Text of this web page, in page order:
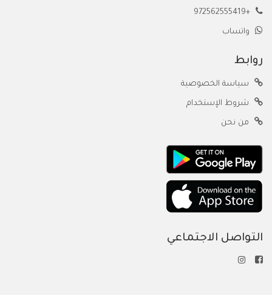
+972562555419
واتساب
روابط
سياسة الخصوصية
شروط الإستخدام
من نحن
التواصل الاجتماعي